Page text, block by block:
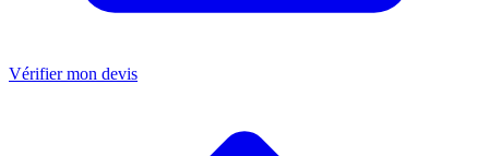
Vérifier mon devis